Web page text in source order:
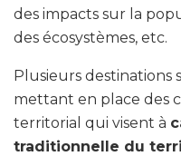
des impacts sur la
des écosystèmes, etc.
Plusieurs destinations
mettant en place des
territorial qui visent à
traditionnelle du